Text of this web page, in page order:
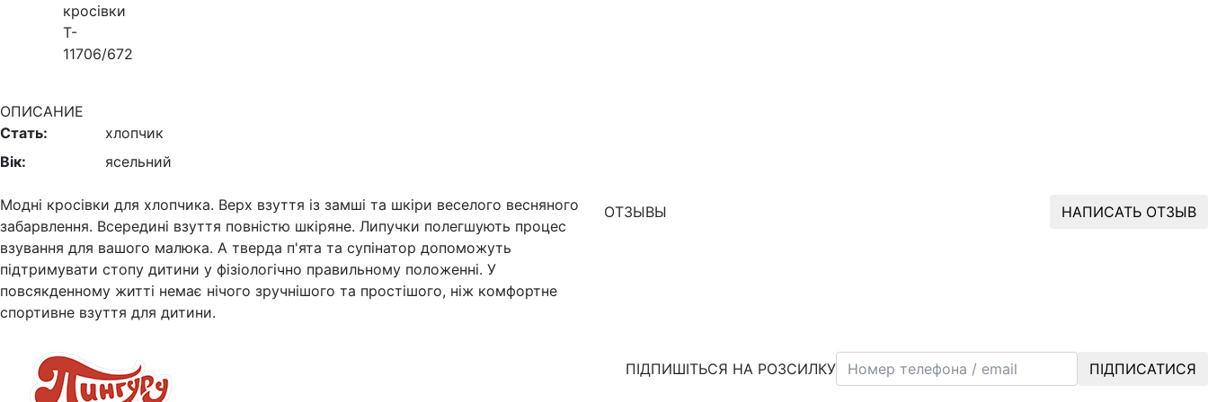
ОПИСАНИЕ
Стать:
хлопчик
Вік:
ясельний
Модні кросівки для хлопчика. Верх взуття із замші та шкіри веселого весняного
забарвлення. Всередині взуття повністю шкіряне. Липучки полегшують процес
взування для вашого малюка. А тверда п'ята та супінатор допоможуть
підтримувати стопу дитини у фізіологічно правильному положенні. У
повсякденному житті немає нічого зручнішого та простішого, ніж комфортне
спортивне взуття для дитини.
ОТЗЫВЫ НАПИСАТЬ ОТЗЫВ
ПІДПИШІТЬСЯ НА РОЗСИЛКУ ПІДПИСАТИСЯ